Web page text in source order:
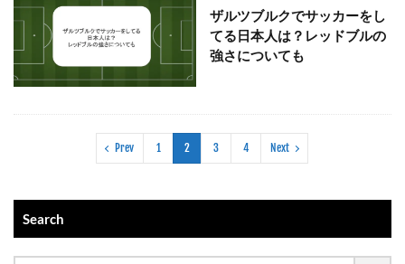
ザルツブルクでサッカーをし
てる日本人は？レッドブルの
強さについても
Prev 1 2 3 4 Next
Search